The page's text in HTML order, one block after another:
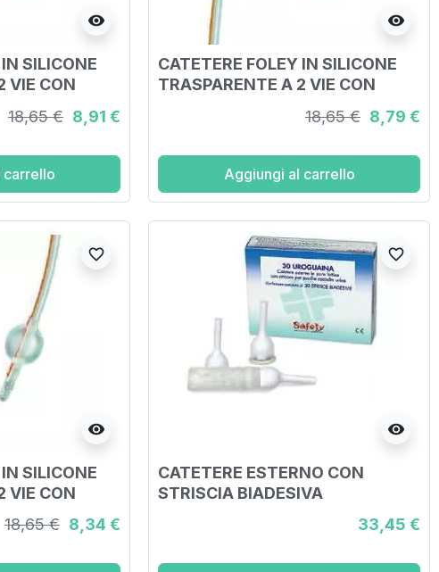
visibility
SILICONE
VIE CON
18,65 € 8,91 €
carrello
visibility
CATETERE FOLEY IN SILICONE
TRASPARENTE A 2 VIE CON
CH16 5,33MM LUNGHEZZA
18,65 € 8,79 €
Aggiungi al carrello
visibility
favorite_border
SILICONE
VIE CON
18,65 € 8,34 €
visibility
favorite_border
CATETERE ESTERNO CON
STRISCIA BIADESIVA
33,45 €